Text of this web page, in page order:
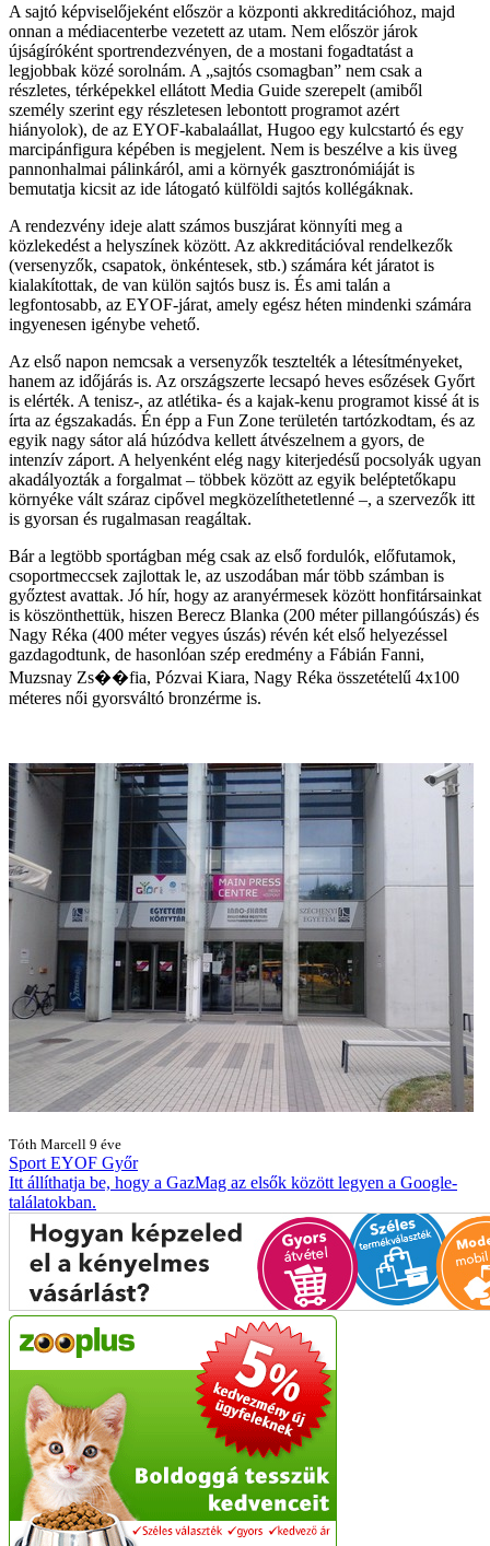
A sajtó képviselőjeként először a központi akkreditációhoz, majd
onnan a médiacenterbe vezetett az utam. Nem először járok
újságíróként sportrendezvényen, de a mostani fogadtatást a
legjobbak közé sorolnám. A „sajtós csomagban” nem csak a
részletes, térképekkel ellátott Media Guide szerepelt (amiből
személy szerint egy részletesen lebontott programot azért
hiányolok), de az EYOF-kabalaállat, Hugoo egy kulcstartó és egy
marcipánfigura képében is megjelent. Nem is beszélve a kis üveg
pannonhalmai pálinkáról, ami a környék gasztronómiáját is
bemutatja kicsit az ide látogató külföldi sajtós kollégáknak.
A rendezvény ideje alatt számos buszjárat könnyíti meg a
közlekedést a helyszínek között. Az akkreditációval rendelkezők
(versenyzők, csapatok, önkéntesek, stb.) számára két járatot is
kialakítottak, de van külön sajtós busz is. És ami talán a
legfontosabb, az EYOF-járat, amely egész héten mindenki számára
ingyenesen igénybe vehető.
Az első napon nemcsak a versenyzők tesztelték a létesítményeket,
hanem az időjárás is. Az országszerte lecsapó heves esőzések Győrt
is elérték. A tenisz-, az atlétika- és a kajak-kenu programot kissé át is
írta az égszakadás. Én épp a Fun Zone területén tartózkodtam, és az
egyik nagy sátor alá húzódva kellett átvészelnem a gyors, de
intenzív záport. A helyenként elég nagy kiterjedésű pocsolyák ugyan
akadályozták a forgalmat – többek között az egyik beléptetőkapu
környéke vált száraz cipővel megközelíthetetlenné –, a szervezők itt
is gyorsan és rugalmasan reagáltak.
Bár a legtöbb sportágban még csak az első fordulók, előfutamok,
csoportmeccsek zajlottak le, az uszodában már több számban is
győztest avattak. Jó hír, hogy az aranyérmesek között honfitársainkat
is köszönthettük, hiszen Berecz Blanka (200 méter pillangóúszás) és
Nagy Réka (400 méter vegyes úszás) révén két első helyezéssel
gazdagodtunk, de hasonlóan szép eredmény a Fábián Fanni,
Muzsnay Zs��fia, Pózvai Kiara, Nagy Réka összetételű 4x100
méteres női gyorsváltó bronzérme is.
Tóth Marcell 9 éve
Sport EYOF Győr
Itt állíthatja be, hogy a GazMag az elsők között legyen a Google-
találatokban.